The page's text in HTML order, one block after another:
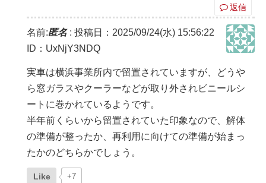
返信
名前:匿名: 投稿日：2025/09/24(水) 15:56:22
ID：UxNjY3NDQ
実車は横浜事業所内で留置されていますが、どうや
ら窓ガラスやクーラーなどが取り外されビニールシ
ートに巻かれているようです。
半年前くらいから留置されていた印象なので、解体
の準備が整ったか、再利用に向けての準備が始まっ
たかのどちらかでしょう。
Like +7